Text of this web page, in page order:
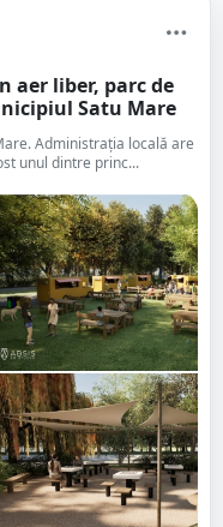
aer liber, parc de
Satu Mare
Administrația locală are
unul dintre princ...